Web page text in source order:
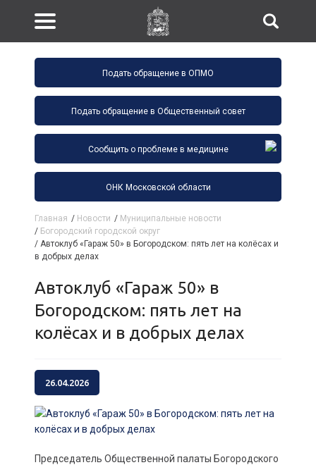
Подать обращение в ОПМО
Подать обращение в Общественный совет
Сообщить о проблеме в медицине
ОНК Московской области
Главная / Новости / Муниципальные новости
/ Богородский городской округ
/ Автоклуб «Гараж 50» в Богородском: пять лет на колёсах и
в добрых делах
Автоклуб «Гараж 50» в
Богородском: пять лет на
колёсах и в добрых делах
26.04.2026
Председатель Общественной палаты Богородского